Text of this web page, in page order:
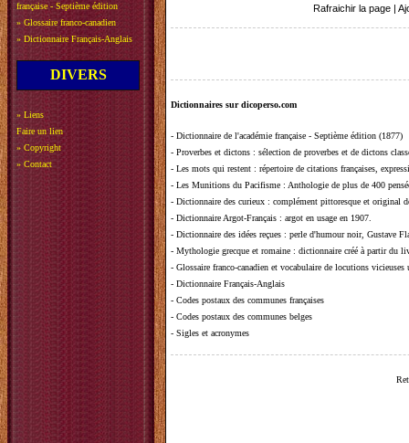
française - Septième édition
» Glossaire franco-canadien
» Dictionnaire Français-Anglais
DIVERS
» Liens
Faire un lien
» Copyright
» Contact
Rafraichir la page
Dictionnaires sur dicoperso.com
- Dictionnaire de l'académie française - Septième édition (1877)
- Proverbes et dictons : sélection de proverbes et de dictons
- Les mots qui restent : répertoire de citations françaises,
- Les Munitions du Pacifisme : Anthologie de plus de 400
- Dictionnaire des curieux : complément pittoresque et original
- Dictionnaire Argot-Français : argot en usage en 1907.
- Dictionnaire des idées reçues : perle d'humour noir, Gustave
- Mythologie grecque et romaine : dictionnaire créé à partir du
- Glossaire franco-canadien et vocabulaire de locutions vicieuses
- Dictionnaire Français-Anglais
- Codes postaux des communes françaises
- Codes postaux des communes belges
- Sigles et acronymes